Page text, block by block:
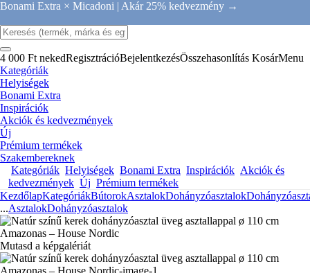
Bonami Extra × Micadoni | Akár 25% kedvezmény →
4 000 Ft nekedRegisztrációBejelentkezésÖsszehasonlítás KosárMenu
Kategóriák
Helyiségek
Bonami Extra
Inspirációk
Akciók és kedvezmények
Új
Prémium termékek
Szakembereknek
Kategóriák Helyiségek Bonami Extra Inspirációk Akciók és
kedvezmények Új Prémium termékek
KezdőlapKategóriákBútorokAsztalokDohányzóasztalok
...AsztalokDohányzóasztalok
Mutasd a képgalériát